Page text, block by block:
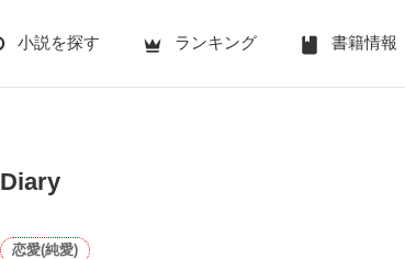
小説を探す ランキング 書籍情報
Diary
恋愛(純愛)